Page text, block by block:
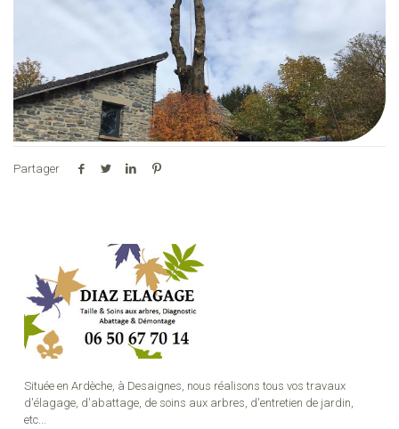
Partager
Située en Ardèche, à Desaignes, nous réalisons tous vos travaux
d'élagage, d'abattage, de soins aux arbres, d'entretien de jardin,
etc...